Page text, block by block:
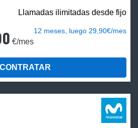
Llamadas ilimitadas desde fijo
€/mes
12 meses, luego 29,90€/mes
CONTRATAR